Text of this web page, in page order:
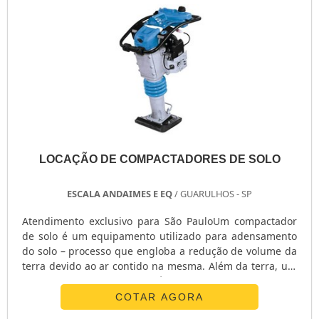
GERADOR PEQUENO DE ENERGIA
GERADOR PEQUENO A GASOLINA
GERADOR PARA RESIDÊNCIA PREÇO
GERADOR PARA LOCAÇÃO SÃO PAULO
GERADOR MOTOMIL
GERADOR ELÉTRICO DIESEL
GERADOR ELÉTRICO DIESEL USADO
GERADOR ELÉTRICO A DIESEL
GERADOR DIESEL TRIFÁSICO
GERADOR DIESEL RESIDENCIAL
GERADOR DIESEL PORTÁTIL
GERADOR DIESEL 8KVA
LOCAÇÃO DE COMPACTADORES DE SOLO
ESCALA ANDAIMES E EQ/ GUARULHOS - SP
Atendimento exclusivo para São PauloUm compactador
de solo é um equipamento utilizado para adensamento
do solo – processo que engloba a redução de volume da
terra devido ao ar contido na mesma. Além da terra, um
compactador de solo também pode ser utilizado para
adensar outros tipos de terreno, como a areia, por
exemplo. Tudo isso para poder preparar o terreno para a
COTAR AGORA